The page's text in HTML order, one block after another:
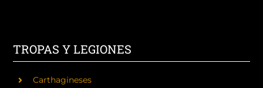
TROPAS Y LEGIONES
Carthagineses